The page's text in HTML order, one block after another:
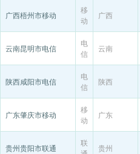
广西梧州市移动
移
动
广西
云南昆明市电信
电
信
云南
陕西咸阳市电信
电
信
陕西
广东肇庆市移动
移
动
广东
贵州贵阳市联通
联
贵州